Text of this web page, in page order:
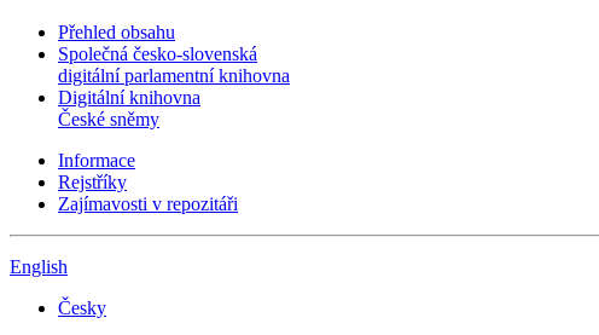
Přehled obsahu
Společná česko-slovenská
digitální parlamentní knihovna
Digitální knihovna
České sněmy
Informace
Rejstříky
Zajímavosti v repozitáři
English
Česky